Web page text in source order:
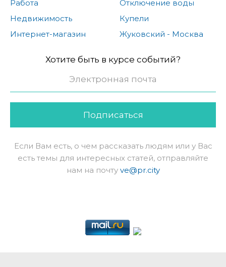
Работа
Недвижимость
Интернет-магазин
Отключение воды
Купели
Жуковский - Москва
Хотите быть в курсе событий?
Подписаться
Если Вам есть, о чем рассказать людям или у Вас
есть темы для интересных статей, отправляйте
нам на почту ve@pr.city